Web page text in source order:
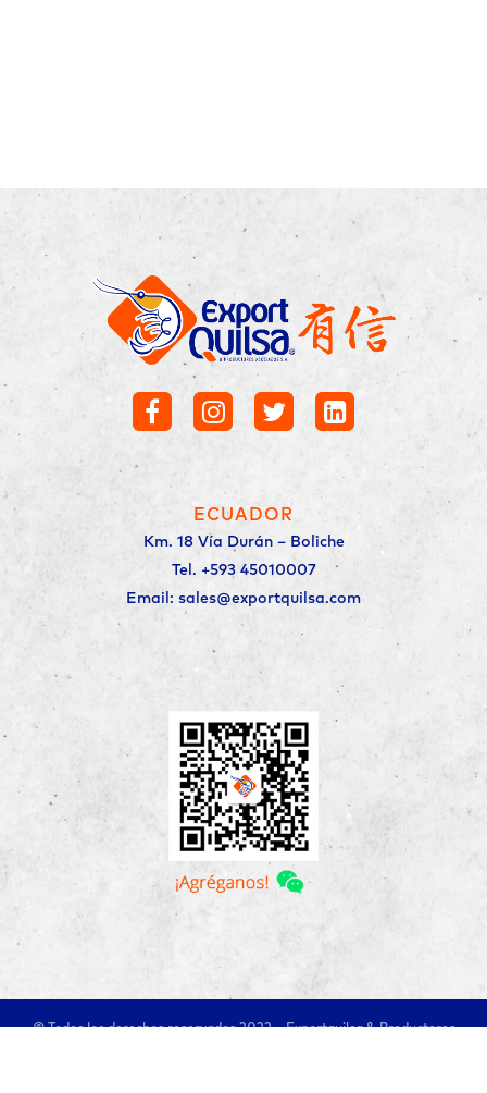
ECUADOR
Km. 18 Vía Durán – Boliche
Tel. +593 45010007
Email: sales@exportquilsa.com
© Todos los derechos reservados 2022 – Exportquilsa & Productores